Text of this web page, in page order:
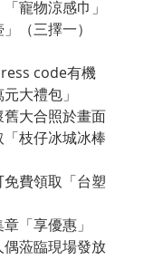
寵物涼感巾」
（三擇一）
code有機
大禮包」
大合照於畫面
枝仔冰城冰棒
費領取「台塑
「享優惠」
蒞臨現場發放